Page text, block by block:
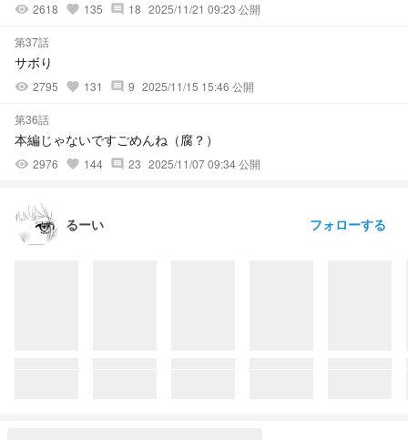
visibility 2618 favorite 135 comment 18 2025/11/21 09:23 公開
第37話
サボり
visibility 2795 favorite 131 comment 9 2025/11/15 15:46 公開
第36話
本編じゃないですごめんね（腐？）
visibility 2976 favorite 144 comment 23 2025/11/07 09:34 公開
るーい フォローする